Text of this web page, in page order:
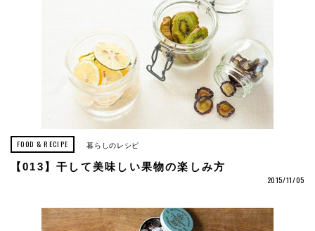
FOOD & RECIPE 暮らしのレシピ
【013】干して美味しい果物の楽しみ方
2015/11/05